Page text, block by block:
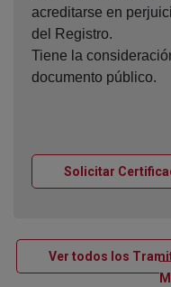
acreditarse en
del Registro.
Tiene la
documento público.
Solicitar
Ver todos los